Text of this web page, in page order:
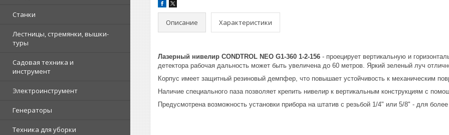
Станки
Лестницы, стремянки, вышки-
туры
Садовая техника и
инструмент
Электроинструмент
Генераторы
Техника для уборки
Описание Характеристики
Лазерный нивелир CONDTROL NEO G1-360 1-2-156 - проецирует вертикальную и
детектора рабочая дальность может быть увеличена до 60 метров. Яркий зеленый луч
Корпус имеет защитный резиновый демпфер, что повышает устойчивость к механическим
Наличие специального паза позволяет крепить нивелир к вертикальным конструкциям с
Предусмотрена возможность установки прибора на штатив с резьбой 1/4" или 5/8" - для